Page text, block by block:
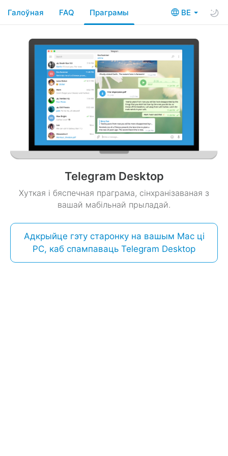
BE
Галоўная FAQ Праграмы
Telegram Desktop
Хуткая і бяспечная праграма, сінхранізаваная з
вашай мабільнай прыладай.
Адкрыйце гэту старонку на вашым Mac ці
PC, каб спампаваць Telegram Desktop